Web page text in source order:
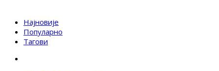
Најновије
Популарно
Тагови